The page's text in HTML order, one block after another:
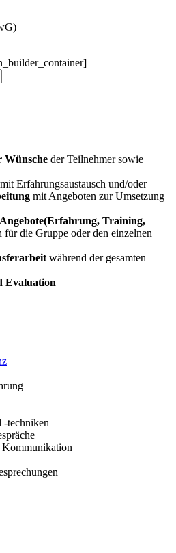
Wünsche der Teilnehmer sowie
mit Erfahrungsaustausch und/oder
mit Angeboten zur Umsetzung
Angebote(Erfahrung, Training,
für die Gruppe oder den einzelnen
während der gesamten
Evaluation
-techniken